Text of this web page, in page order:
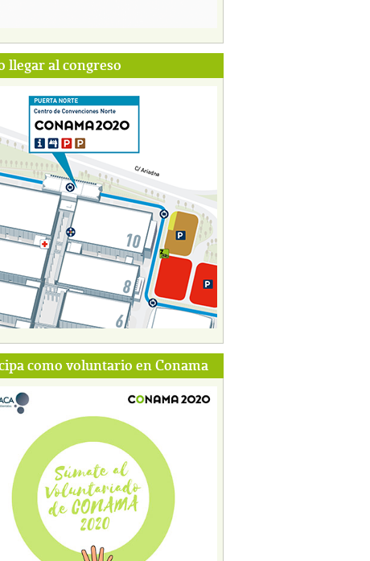
llegar al congreso
como voluntario en Conama